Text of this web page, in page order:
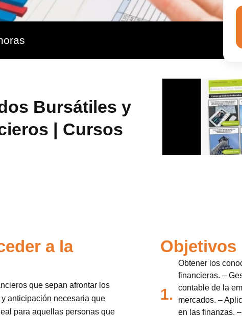
Bursátiles y
| Cursos
a la
que sepan afrontar los
anticipación necesaria que
para aquellas personas que
Objetivos
1.
Obtener los
financieras. –
contable de la
mercados. –
en las finanzas.